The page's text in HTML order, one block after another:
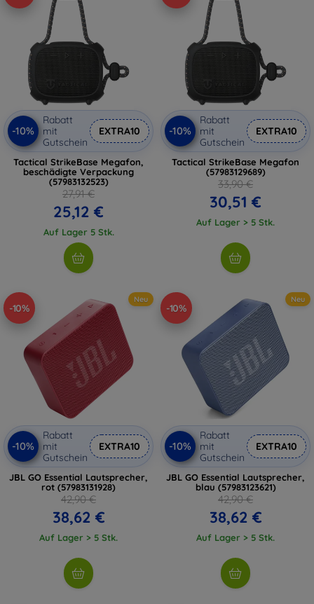
-10%
Rabatt
mit
Gutschein
EXTRA10
Tactical StrikeBase Megafon,
beschädigte Verpackung
(57983132523)
27,91 €
25,12 €
Auf Lager 5 Stk.
-10%
Rabatt
mit
Gutschein
EXTRA10
Tactical StrikeBase Megafon
(57983129689)
33,90 €
30,51 €
Auf Lager > 5 Stk.
-10%
Neu
-10%
Rabatt
mit
Gutschein
EXTRA10
JBL GO Essential Lautsprecher,
rot (57983131928)
42,90 €
38,62 €
Auf Lager > 5 Stk.
-10%
Neu
-10%
Rabatt
mit
Gutschein
EXTRA10
JBL GO Essential Lautsprecher,
blau (57983123621)
42,90 €
38,62 €
Auf Lager > 5 Stk.